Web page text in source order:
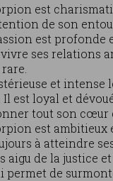
est
de son
est profonde
ses relations
et intense
est loyal et
tout son cœur
est ambitieux
à atteindre
aigu de la justice
permet de